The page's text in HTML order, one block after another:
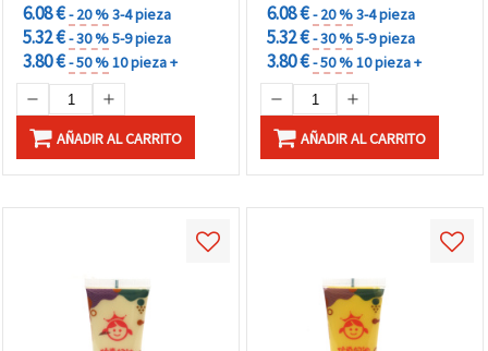
6.08 €- 20 %3-4 pieza
5.32 €- 30 %5-9 pieza
3.80 €- 50 %10 pieza +
AÑADIR AL CARRITO
6.08 €- 20 %3-4 pieza
5.32 €- 30 %5-9 pieza
3.80 €- 50 %10 pieza +
AÑADIR AL CARRITO